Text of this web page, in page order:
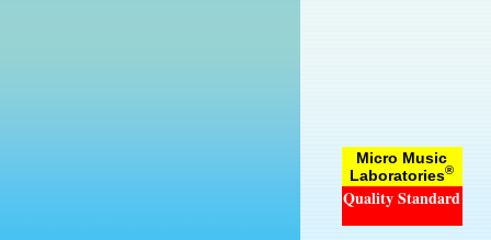
Micro Music
Laboratories®
Quality Standard